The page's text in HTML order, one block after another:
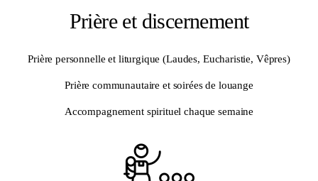
Prière et discernement
Prière personnelle et liturgique (Laudes, Eucharistie, Vêpres)
Prière communautaire et soirées de louange
Accompagnement spirituel chaque semaine